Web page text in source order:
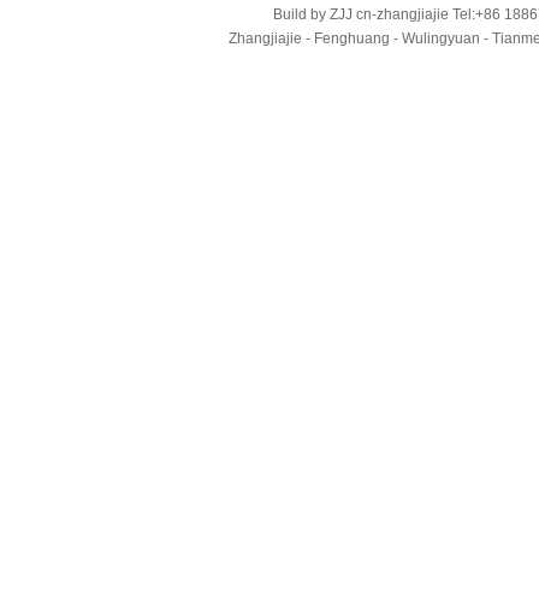
Build by ZJJ cn-zhangjiajie Tel:+86
Zhangjiajie - Fenghuang - Wulingyuan -